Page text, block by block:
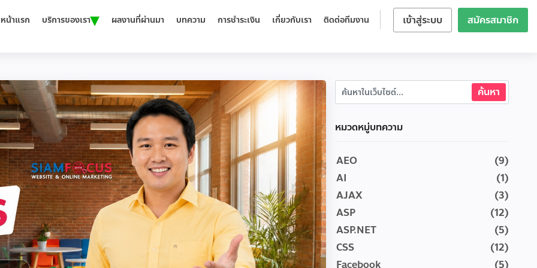
เข้าสู่ระบบ สมัครสมาชิก
หน้าแรก บริการของเรา▾ ผลงานที่ผ่านมา บทความ การชำระเงิน เกี่ยวกับเรา ติดต่อทีมงาน
หมวดหมู่บทความ
AEO
(9)
AI
(1)
AJAX
(3)
ASP
(12)
ASP.NET
(5)
CSS
(12)
Facebook
(5)